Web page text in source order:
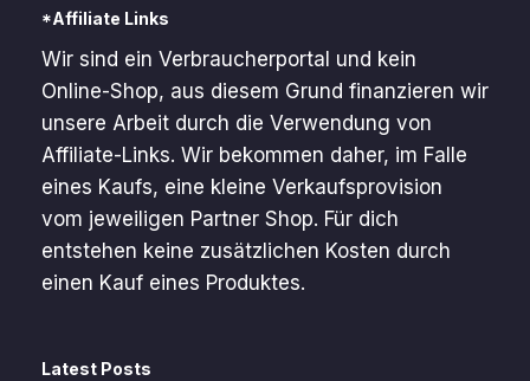
*Affiliate Links
Wir sind ein Verbraucherportal und kein
Online-Shop, aus diesem Grund finanzieren wir
unsere Arbeit durch die Verwendung von
Affiliate-Links. Wir bekommen daher, im Falle
eines Kaufs, eine kleine Verkaufsprovision
vom jeweiligen Partner Shop. Für dich
entstehen keine zusätzlichen Kosten durch
einen Kauf eines Produktes.
Latest Posts